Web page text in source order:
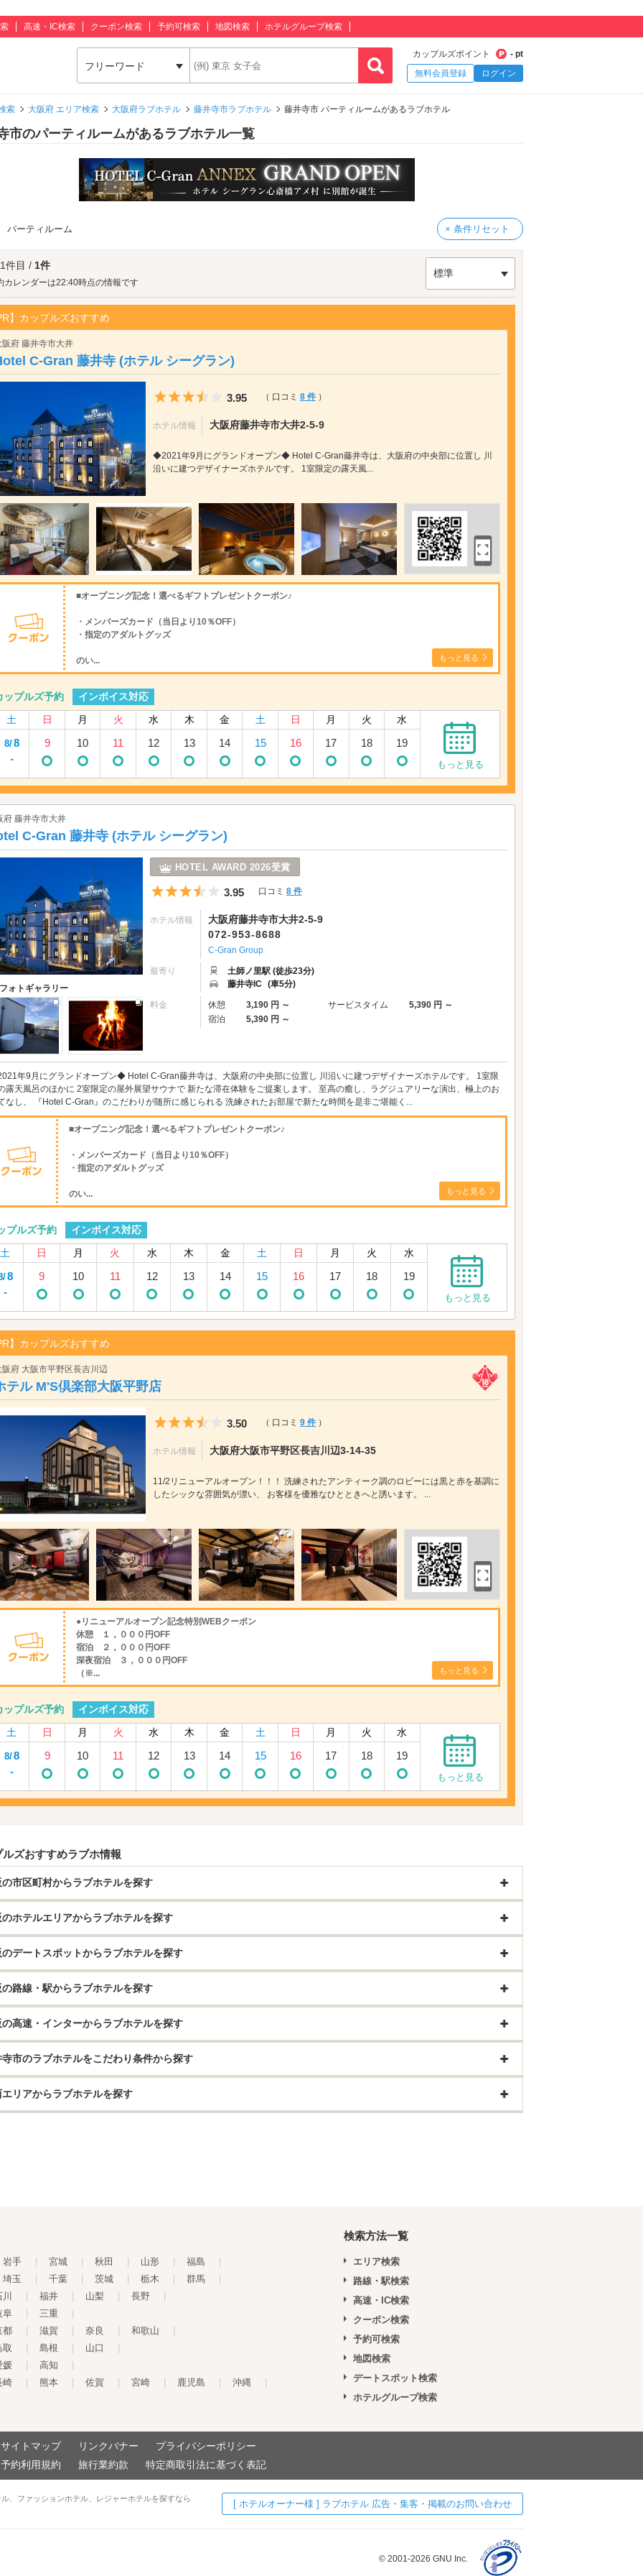
高速・IC検索 クーポン検索 予約可検索 地図検索 ホテルグループ検索
フリーワード
カップルズポイント
- pt
無料会員登録
ログイン
索 大阪府 エリア検索 大阪府ラブホテル 藤井寺市ラブホテル 藤井寺市 パーティルームがあるラブホテル
市のパーティルームがあるラブホテル一覧
パーティルーム × 条件リセット
件目 / 1件
レンダーは22:40時点の情報です
標準
】カップルズおすすめ
阪府 藤井寺市大井
C-Gran 藤井寺 (ホテル シーグラン)
5つ星のうち3.5
3.95 （ 口コミ 8 件）
ホテル情報 大阪府藤井寺市大井2-5-9
◆2021年9月にグランドオープン◆ Hotel C-Gran藤井寺は、大阪府の中央部に位置し 川
沿いに建つデザイナーズホテルです。 1室限定の露天風...
■オープニング記念！選べるギフトプレゼントクーポン♪
・メンバーズカード（当日より10％OFF）
・指定のアダルトグッズ
のい... もっと見る
ップルズ予約
インボイス対応
土
日 月 火 水 木 金 土 日 月 火 水
8/8
-
9 10 11 12 13 14 15 16 17 18 19
もっと見る
府 藤井寺市大井
C-Gran 藤井寺 (ホテル シーグラン)
フォトギャラリー
HOTEL AWARD 2026受賞
5つ星のうち3.5
3.95 口コミ 8 件
ホテル情報
大阪府藤井寺市大井2-5-9
072-953-8688
C-Gran Group
最寄り
土師ノ里駅 (徒歩23分)
藤井寺IC (車5分)
料金 休憩 3,190 円 ～ サービスタイム
5,390 円 ～
宿泊
5,390 円 ～
年9月にグランドオープン◆ Hotel C-Gran藤井寺は、大阪府の中央部に位置し 川沿いに建つデザイナーズホテルです。 1室限
露天風呂のほかに 2室限定の屋外展望サウナで 新たな滞在体験をご提案します。 至高の癒し、ラグジュアリーな演出、極上のお
なし、 『Hotel C-Gran』のこだわりが随所に感じられる 洗練されたお部屋で新たな時間を是非ご堪能く...
■オープニング記念！選べるギフトプレゼントクーポン♪
・メンバーズカード（当日より10％OFF）
・指定のアダルトグッズ
のい... もっと見る
プルズ予約
インボイス対応
土
日 月 火 水 木 金 土 日 月 火 水
8
-
9 10 11 12 13 14 15 16 17 18 19
もっと見る
】カップルズおすすめ
阪府 大阪市平野区長吉川辺
テル M'S倶楽部大阪平野店
5つ星のうち3.5
3.50 （ 口コミ 9 件）
ホテル情報 大阪府大阪市平野区長吉川辺3-14-35
11/2リニューアルオープン！！！ 洗練されたアンティーク調のロビーには黒と赤を基調に
したシックな雰囲気が漂い、 お客様を優雅なひとときへと誘います。 ...
●リニューアルオープン記念特別WEBクーポン
休憩 １，０００円OFF
宿泊 ２，０００円OFF
深夜宿泊 ３，０００円OFF
（※...
もっと見る
ップルズ予約
インボイス対応
土
日 月 火 水 木 金 土 日 月 火 水
8/8
-
9 10 11 12 13 14 15 16 17 18 19
もっと見る
ルズおすすめラブホ情報
の市区町村からラブホテルを探す
のホテルエリアからラブホテルを探す
のデートスポットからラブホテルを探す
の路線・駅からラブホテルを探す
の高速・インターからラブホテルを探す
寺市のラブホテルをこだわり条件から探す
エリアからラブホテルを探す
岩手 宮城 秋田 山形 福島
埼玉
千葉 茨城 栃木 群馬
福井 山梨 長野
阜
三重
都
滋賀 奈良 和歌山
取
島根 山口
媛
高知
崎
熊本 佐賀 宮崎 鹿児島 沖縄
検索方法一覧
エリア検索
路線・駅検索
高速・IC検索
クーポン検索
予約可検索
地図検索
デートスポット検索
ホテルグループ検索
サイトマップ リンクバナー
プライバシーポリシー
予約利用規約
旅行業約款 特定商取引法に基づく表記
、ファッションホテル、レジャーホテルを探すなら [ ホテルオーナー様 ] ラブホテル 広告・集客・掲載のお問い合わせ
© 2001-2026 GNU Inc.